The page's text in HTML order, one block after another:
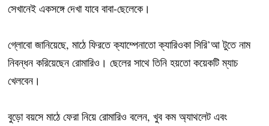
সেখানেই একসঙ্গে দেখা যাবে বাবা-ছেলেকে।
গ্লোবো জানিয়েছে, মাঠে ফিরতে ক্যাম্পেনাতো ক্যারিওকা সিরি’আ টুতে নাম
নিবন্ধন করিয়েছেন রোমারিও। ছেলের সাথে তিনি হয়তো কয়েকটি ম্যাচ
খেলবেন।
বুড়ো বয়সে মাঠে ফেরা নিয়ে রোমারিও বলেন, খুব কম অ্যাথলেট এবং